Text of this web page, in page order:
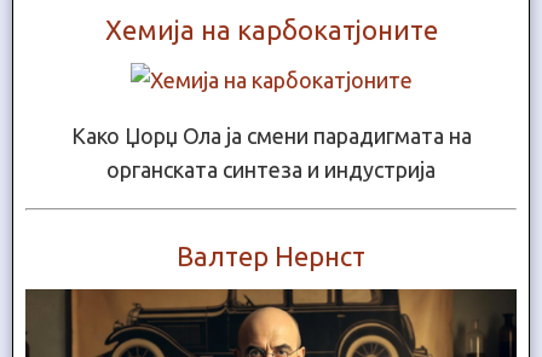
Хемија на карбокатјоните
Како Џорџ Ола ја смени парадигмата на
органската синтеза и индустрија
Валтер Нернст